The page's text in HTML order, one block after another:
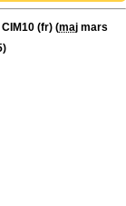
(fr) (maj mars